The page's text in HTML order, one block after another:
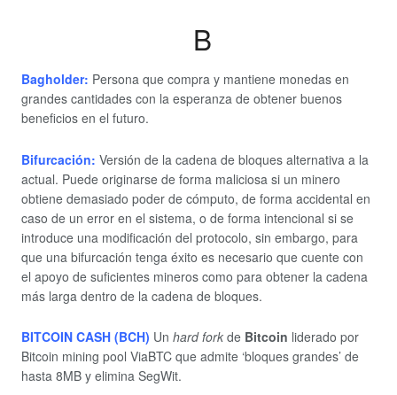
B
Bagholder: Persona que compra y mantiene monedas en
grandes cantidades con la esperanza de obtener buenos
beneficios en el futuro.
Bifurcación: Versión de la cadena de bloques alternativa a la
actual. Puede originarse de forma maliciosa si un minero
obtiene demasiado poder de cómputo, de forma accidental en
caso de un error en el sistema, o de forma intencional si se
introduce una modificación del protocolo, sin embargo, para
que una bifurcación tenga éxito es necesario que cuente con
el apoyo de suficientes mineros como para obtener la cadena
más larga dentro de la cadena de bloques.
BITCOIN CASH (BCH) Un hard fork de Bitcoin liderado por
Bitcoin mining pool ViaBTC que admite ‘bloques grandes’ de
hasta 8MB y elimina SegWit.